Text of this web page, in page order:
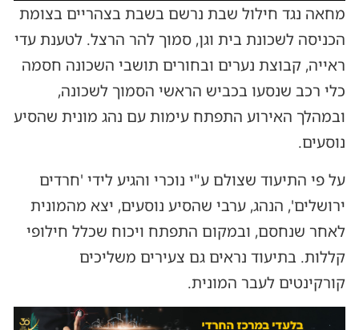
מחאה נגד חילול שבת נרשם בשבת בצהריים בצומת
הכניסה לשכונת בית וגן, סמוך להר הרצל. לטענת עדי
ראייה, קבוצת נערים ובחורים תושבי השכונה חסמה
כלי רכב שנסעו בכביש הראשי הסמוך לשכונה,
ובמהלך האירוע התפתח עימות עם נהג מונית שהסיע
נוסעים.
על פי התיעוד שצולם ע"י נוכרי והגיע לידי 'חרדים
ירושלים', הנהג, ערבי שהסיע נוסעים, יצא מהמונית
לאחר שנחסם, ובמקום התפתח ויכוח שכלל חילופי
קללות. בתיעוד נראים גם צעירים משליכים
קורקינטים לעבר המונית.